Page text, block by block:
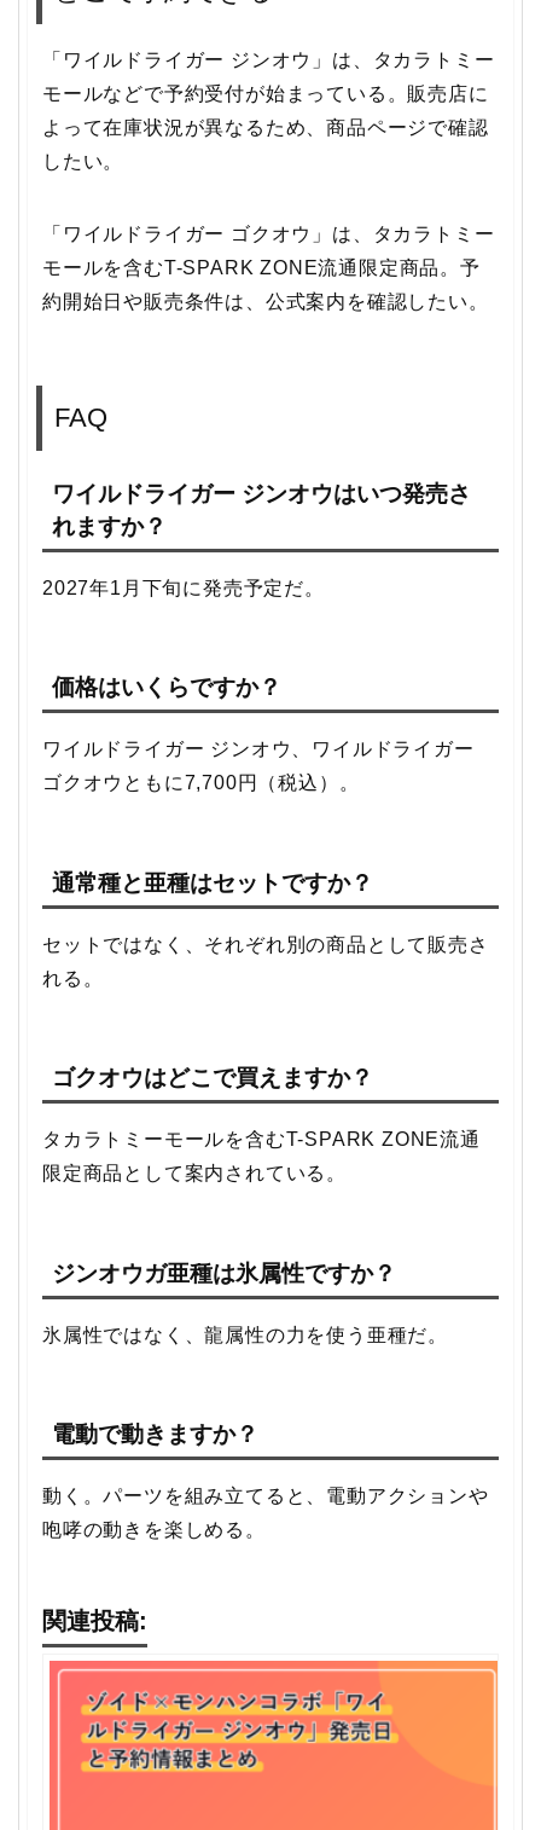
「ワイルドライガー ジンオウ」は、タカラトミー
モールなどで予約受付が始まっている。販売店に
よって在庫状況が異なるため、商品ページで確認
したい。
「ワイルドライガー ゴクオウ」は、タカラトミー
モールを含むT-SPARK ZONE流通限定商品。予
約開始日や販売条件は、公式案内を確認したい。
FAQ
ワイルドライガー ジンオウはいつ発売さ
れますか？
2027年1月下旬に発売予定だ。
価格はいくらですか？
ワイルドライガー ジンオウ、ワイルドライガー
ゴクオウともに7,700円（税込）。
通常種と亜種はセットですか？
セットではなく、それぞれ別の商品として販売さ
れる。
ゴクオウはどこで買えますか？
タカラトミーモールを含むT-SPARK ZONE流通
限定商品として案内されている。
ジンオウガ亜種は氷属性ですか？
氷属性ではなく、龍属性の力を使う亜種だ。
電動で動きますか？
動く。パーツを組み立てると、電動アクションや
咆哮の動きを楽しめる。
関連投稿: